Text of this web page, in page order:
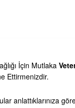
İçin Mutlaka
Ettirmenizdir.
anlattıklarınıza